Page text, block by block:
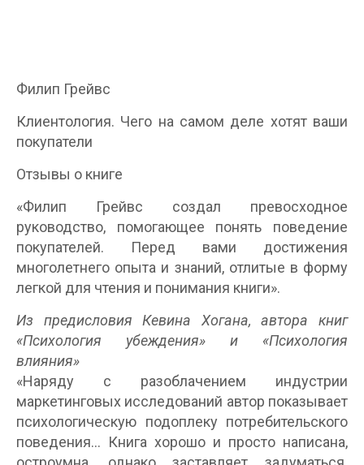
Филип Грейвс
Клиентология. Чего на самом деле хотят ваши
покупатели
Отзывы о книге
«Филип Грейвс создал превосходное
руководство, помогающее понять поведение
покупателей. Перед вами достижения
многолетнего опыта и знаний, отлитые в форму
легкой для чтения и понимания книги».
Из предисловия Кевина Хогана, автора книг
«Психология убеждения» и «Психология
влияния»
«Наряду с разоблачением индустрии
маркетинговых исследований автор показывает
психологическую подоплеку потребительского
поведения… Книга хорошо и просто написана,